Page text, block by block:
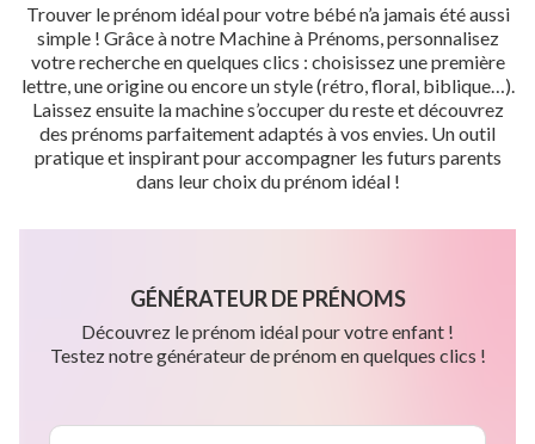
Trouver le prénom idéal pour votre bébé n’a jamais été aussi
simple ! Grâce à notre Machine à Prénoms, personnalisez
votre recherche en quelques clics : choisissez une première
lettre, une origine ou encore un style (rétro, floral, biblique…).
Laissez ensuite la machine s’occuper du reste et découvrez
des prénoms parfaitement adaptés à vos envies. Un outil
pratique et inspirant pour accompagner les futurs parents
dans leur choix du prénom idéal !
GÉNÉRATEUR DE PRÉNOMS
Découvrez le prénom idéal pour votre enfant !
Testez notre générateur de prénom en quelques clics !